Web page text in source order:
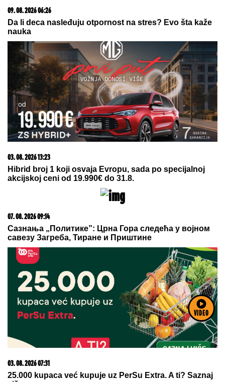
VIDEO
06. 08. 2026 07:08
Evo u kojim banjama važi vaučer od 10.000 dinara -
kompletan spisak destinacija u Srbiji
U JEDNOJ OPŠTINI ISKLJUČENJE POČINJE TEK PO
PODNE! Elektrodistribucija objavila spisak ulica koje
09. 08. 2026 06:26
Da li deca nasleđuju otpornost na stres? Evo šta kaže